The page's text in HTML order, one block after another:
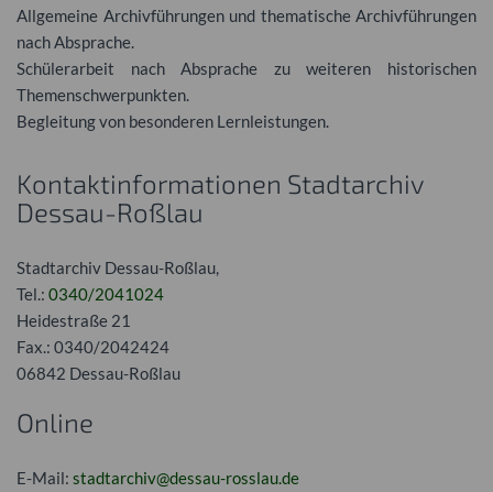
Allgemeine Archivführungen und thematische Archivführungen
nach Absprache.
Schülerarbeit nach Absprache zu weiteren historischen
Themenschwerpunkten.
Begleitung von besonderen Lernleistungen.
Kontaktinformationen Stadtarchiv
Dessau-Roßlau
Stadtarchiv Dessau-Roßlau,
Tel.: 0340/2041024
Heidestraße 21
Fax.: 0340/2042424
06842 Dessau-Roßlau
Online
E-Mail: stadtarchiv@dessau-rosslau.de